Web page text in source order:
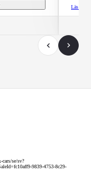
Läs mer
se/sv?
9839-4753-8c29-